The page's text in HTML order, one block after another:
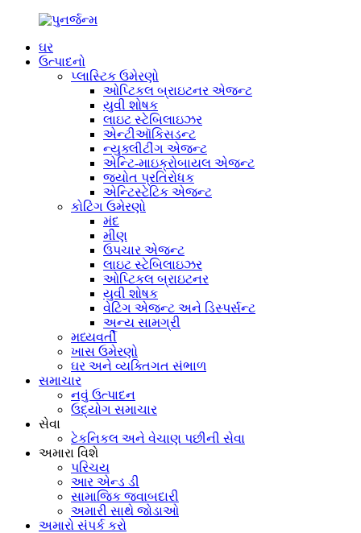
ઘર
ઉત્પાદનો
પ્લાસ્ટિક ઉમેરણો
ઓપ્ટિકલ બ્રાઇટનર એજન્ટ
યુવી શોષક
લાઇટ સ્ટેબિલાઇઝર
એન્ટીઑકિસડન્ટ
ન્યુક્લીટીંગ એજન્ટ
એન્ટિ-માઇક્રોબાયલ એજન્ટ
જ્યોત પ્રતિરોધક
એન્ટિસ્ટેટિક એજન્ટ
કોટિંગ ઉમેરણો
મંદ
મીણ
ઉપચાર એજન્ટ
લાઇટ સ્ટેબિલાઇઝર
ઓપ્ટિકલ બ્રાઇટનર
યુવી શોષક
વેટિંગ એજન્ટ અને ડિસ્પર્સન્ટ
અન્ય સામગ્રી
મધ્યવર્તી
ખાસ ઉમેરણો
ઘર અને વ્યક્તિગત સંભાળ
સમાચાર
નવું ઉત્પાદન
ઉદ્યોગ સમાચાર
સેવા
ટેકનિકલ અને વેચાણ પછીની સેવા
અમારા વિશે
પરિચય
આર એન્ડ ડી
સામાજિક જવાબદારી
અમારી સાથે જોડાઓ
અમારો સંપર્ક કરો